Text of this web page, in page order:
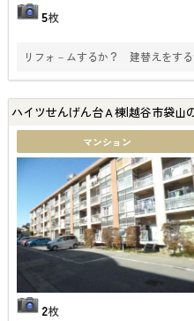
5枚
リフォ－ムするか？ 建替えをする
ハイツせんげん台Ａ棟|越谷市袋山
マンション
2枚